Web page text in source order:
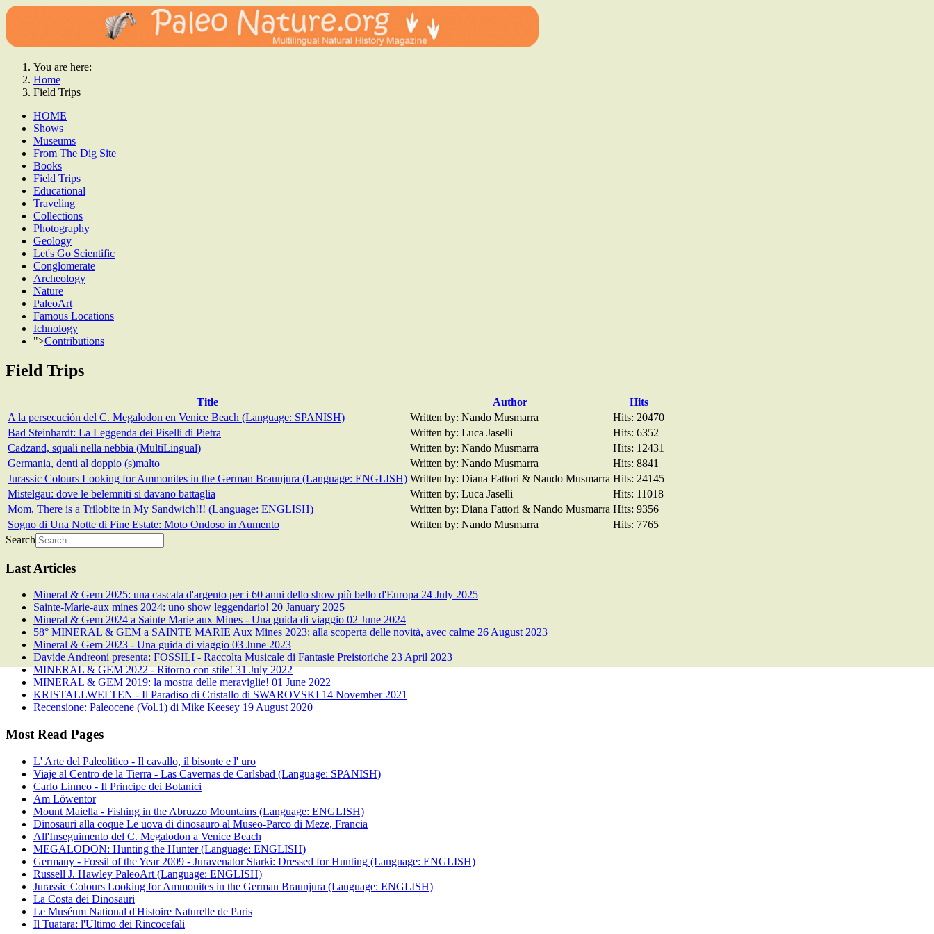
You are here:
Home
Field Trips
HOME
Shows
Museums
From The Dig Site
Books
Field Trips
Educational
Traveling
Collections
Photography
Geology
Let's Go Scientific
Conglomerate
Archeology
Nature
PaleoArt
Famous Locations
Ichnology
">Contributions
Field Trips
Title Author
Hits
A la persecución del C. Megalodon en Venice Beach (Language: SPANISH)
Written by: Nando Musmarra
Hits: 20470
Bad Steinhardt: La Leggenda dei Piselli di Pietra
Written by: Luca Jaselli
Hits: 6352
Cadzand, squali nella nebbia (MultiLingual)
Written by: Nando Musmarra
Hits: 12431
Germania, denti al doppio (s)malto
Written by: Nando Musmarra
Hits: 8841
Jurassic Colours Looking for Ammonites in the German Braunjura (Language: ENGLISH) Written by: Diana Fattori & Nando Musmarra Hits: 24145
Mistelgau: dove le belemniti si davano battaglia
Written by: Luca Jaselli
Hits: 11018
Mom, There is a Trilobite in My Sandwich!!! (Language: ENGLISH)
Written by: Diana Fattori & Nando Musmarra Hits: 9356
Sogno di Una Notte di Fine Estate: Moto Ondoso in Aumento
Written by: Nando Musmarra
Hits: 7765
Search
Last Articles
Mineral & Gem 2025: una cascata d'argento per i 60 anni dello show più bello d'Europa 24 July 2025
Sainte-Marie-aux mines 2024: uno show leggendario! 20 January 2025
Mineral & Gem 2024 a Sainte Marie aux Mines - Una guida di viaggio 02 June 2024
58° MINERAL & GEM a SAINTE MARIE Aux Mines 2023: alla scoperta delle novità, avec calme 26 August 2023
Mineral & Gem 2023 - Una guida di viaggio 03 June 2023
Davide Andreoni presenta: FOSSILI - Raccolta Musicale di Fantasie Preistoriche 23 April 2023
MINERAL & GEM 2022 - Ritorno con stile!31 July 2022
MINERAL & GEM 2019: la mostra delle meraviglie! 01 June 2022
KRISTALLWELTEN - Il Paradiso di Cristallo di SWAROVSKI 14 November 2021
Recensione: Paleocene (Vol.1) di Mike Keesey 19 August 2020
Most Read Pages
L' Arte del Paleolitico - Il cavallo, il bisonte e l' uro
Viaje al Centro de la Tierra - Las Cavernas de Carlsbad (Language: SPANISH)
Carlo Linneo - Il Principe dei Botanici
Am Löwentor
Mount Maiella - Fishing in the Abruzzo Mountains (Language: ENGLISH)
Dinosauri alla coque Le uova di dinosauro al Museo-Parco di Meze, Francia
All'Inseguimento del C. Megalodon a Venice Beach
MEGALODON: Hunting the Hunter (Language: ENGLISH)
Germany - Fossil of the Year 2009 - Juravenator Starki: Dressed for Hunting (Language: ENGLISH)
Russell J. Hawley PaleoArt (Language: ENGLISH)
Jurassic Colours Looking for Ammonites in the German Braunjura (Language: ENGLISH)
La Costa dei Dinosauri
Le Muséum National d'Histoire Naturelle de Paris
Il Tuatara: l'Ultimo dei Rincocefali